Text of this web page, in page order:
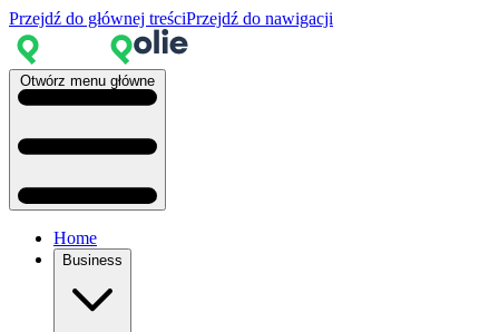
Przejdź do głównej treściPrzejdź do nawigacji
Otwórz menu główne
Home
Business